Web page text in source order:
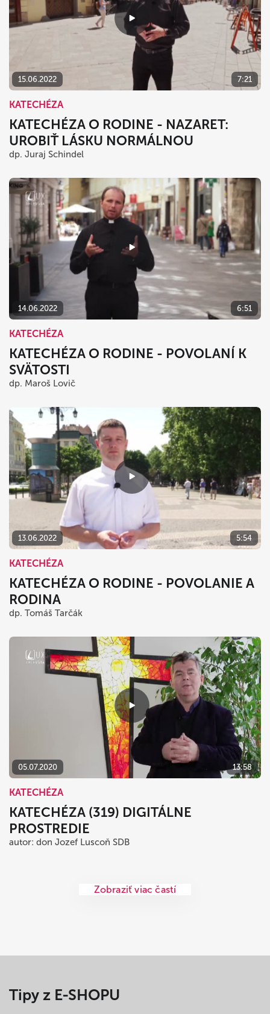
15.06.2022 7:21
KATECHÉZA
KATECHÉZA O RODINE - NAZARET:
UROBIŤ LÁSKU NORMÁLNOU
dp. Juraj Schindel
14.06.2022 6:51
KATECHÉZA
KATECHÉZA O RODINE - POVOLANÍ K
SVÄTOSTI
dp. Maroš Lovič
13.06.2022 5:54
KATECHÉZA
KATECHÉZA O RODINE - POVOLANIE A
RODINA
dp. Tomáš Tarčák
05.07.2020 13:58
KATECHÉZA
KATECHÉZA (319) DIGITÁLNE
PROSTREDIE
autor: don Jozef Luscoň SDB
Zobraziť viac častí
Tipy z E-SHOPU